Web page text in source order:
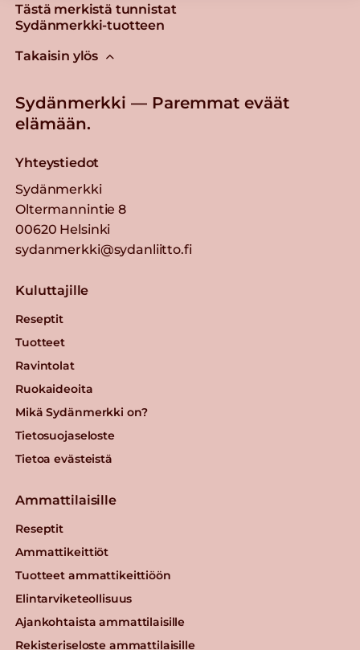
Tästä merkistä tunnistat
Sydänmerkki-tuotteen
Takaisin ylös
Sydänmerkki — Paremmat eväät
elämään.
Yhteystiedot
Sydänmerkki
Oltermannintie 8
00620 Helsinki
sydanmerkki@sydanliitto.fi
Kuluttajille
Reseptit
Tuotteet
Ravintolat
Ruokaideoita
Mikä Sydänmerkki on?
Tietosuojaseloste
Tietoa evästeistä
Ammattilaisille
Reseptit
Ammattikeittiöt
Tuotteet ammattikeittiöön
Elintarviketeollisuus
Ajankohtaista ammattilaisille
Rekisteriseloste ammattilaisille